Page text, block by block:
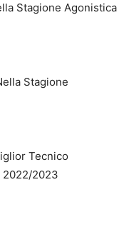
Stagione Agonistica
Stagione
Tecnico
2022/2023